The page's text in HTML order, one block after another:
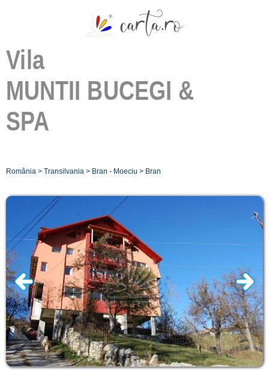
Vila
MUNTII BUCEGI &
SPA
România > Transilvania > Bran - Moeciu > Bran